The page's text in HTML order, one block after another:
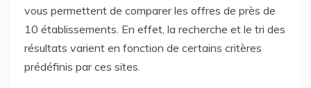
vous permettent de comparer les offres de près de
10 établissements. En effet, la recherche et le tri des
résultats varient en fonction de certains critères
prédéfinis par ces sites.